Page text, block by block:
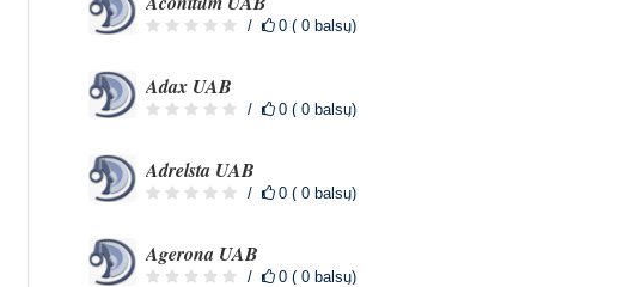
0 ( 0 balsų)
Adax UAB
0 ( 0 balsų)
Adrelsta UAB
0 ( 0 balsų)
Agerona UAB
0 ( 0 balsų)